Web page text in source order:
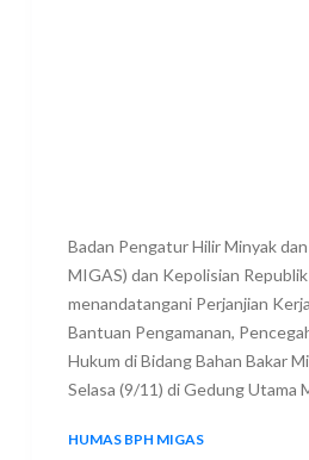
Badan Pengatur Hilir Minyak
MIGAS) dan Kepolisian
menandatangani Perjanjian
Bantuan Pengamanan,
Hukum di Bidang Bahan Bakar
Selasa (9/11) di Gedung Utama
HUMAS BPH MIGAS